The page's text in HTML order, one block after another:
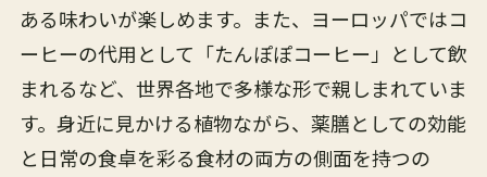
ある味わいが楽しめます。また、ヨーロッパではコ
ーヒーの代用として「たんぽぽコーヒー」として飲
まれるなど、世界各地で多様な形で親しまれていま
す。身近に見かける植物ながら、薬膳としての効能
と日常の食卓を彩る食材の両方の側面を持つの